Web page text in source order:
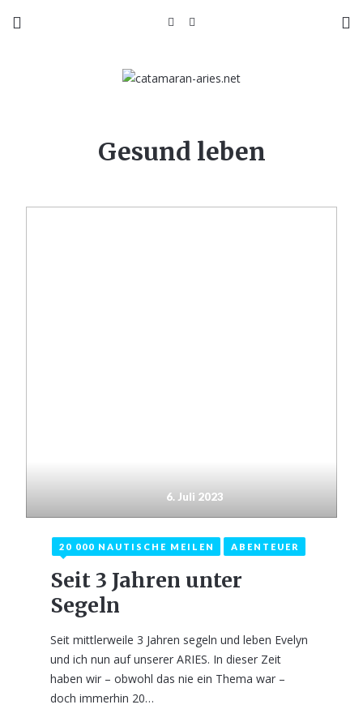
Gesund leben
6. Juli 2023
20 000 NAUTISCHE MEILEN ABENTEUER
Seit 3 Jahren unter
Segeln
Seit mittlerweile 3 Jahren segeln und leben Evelyn
und ich nun auf unserer ARIES. In dieser Zeit
haben wir – obwohl das nie ein Thema war –
doch immerhin 20…